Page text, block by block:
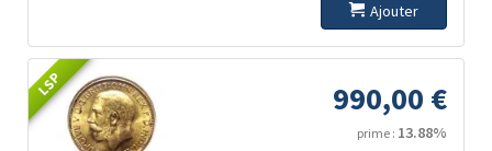
Ajouter
LSP 990,00 €
prime : 13.88%